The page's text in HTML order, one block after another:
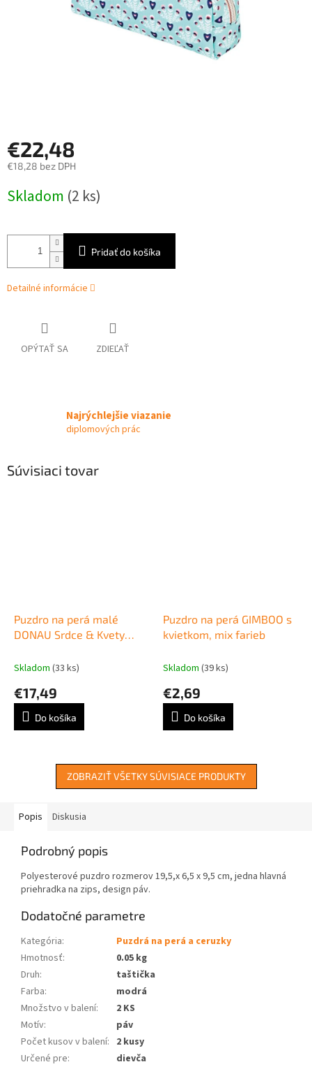
€22,48
€18,28 bez DPH
cena:
Skladom (2 ks)
Pridať do košíka
Detailné informácie
OPÝTAŤ SA ZDIEĽAŤ
Najrýchlejšie viazanie
diplomových prác
Súvisiaci tovar
Puzdro na perá malé
DONAU Srdce & Kvety
Skladom (33 ks)
€17,49
Do košíka
Puzdro na perá GIMBOO s
kvietkom, mix farieb
Skladom (39 ks)
€2,69
Do košíka
ZOBRAZIŤ VŠETKY SÚVISIACE PRODUKTY
Popis Diskusia
Podrobný popis
Polyesterové puzdro rozmerov 19,5,x 6,5 x 9,5 cm, jedna hlavná
priehradka na zips, design páv.
Dodatočné parametre
Kategória:
Puzdrá na perá a ceruzky
Hmotnosť:
0.05 kg
Druh:
taštička
Farba:
modrá
Množstvo v balení:
2 KS
Motív:
páv
Počet kusov v balení: 2 kusy
Určené pre: dievča